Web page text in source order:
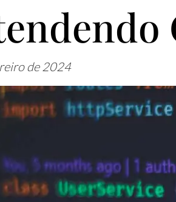
de 2024